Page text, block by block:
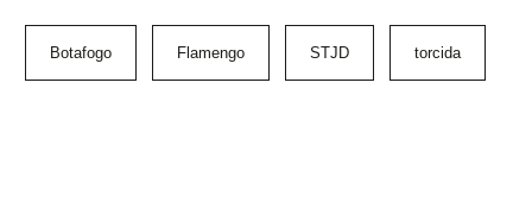
Botafogo Flamengo STJD torcida